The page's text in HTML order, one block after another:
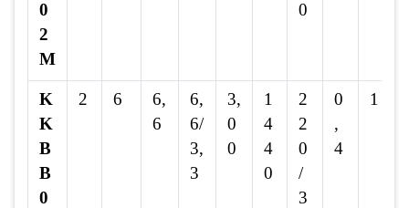
0
2
M
0
K
K
B
B
0
2 6
6,
6
6,
6/
3,
3
3,
0
0
1
4
4
0
2
2
0
/
3
0
,
4
1